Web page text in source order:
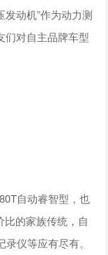
发动机”作为动力测
们对自主品牌车型
自动睿智型，也
比的家族传统，自
仪等应有尽有。